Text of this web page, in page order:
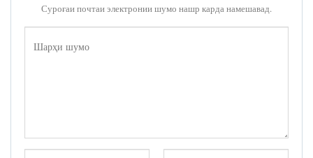
Суроғаи почтаи электронии шумо нашр карда намешавад.